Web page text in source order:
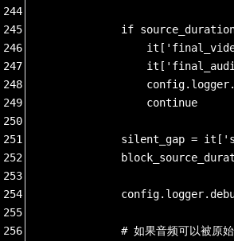
if
                continue
silent_gap =
# 如果音频可以被原始
244
245
246
247
248
249
250
251
252
253
254
255
256